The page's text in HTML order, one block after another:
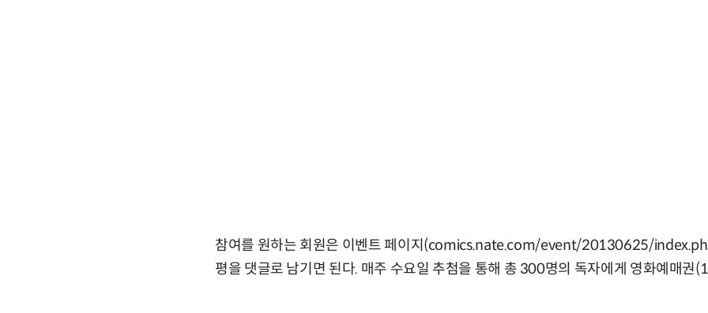
참여를 원하는 회원은 이벤트 페이지(comics.nate.com/event/20130625/
평을 댓글로 남기면 된다. 매주 수요일 추첨을 통해 총 300명의 독자에게 영화예매권